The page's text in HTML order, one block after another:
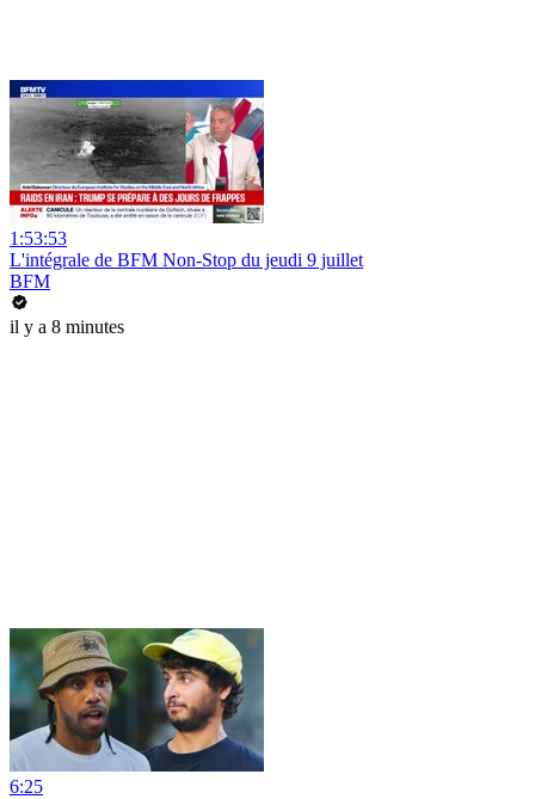
1:53:53
L'intégrale de BFM Non-Stop du jeudi 9 juillet
BFM
il y a 8 minutes
6:25